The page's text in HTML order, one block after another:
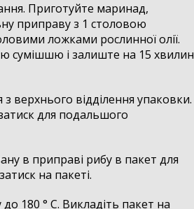
Приготуйте маринад,
приправу з 1 столовою
ложками рослинної олії.
сумішшю і залиште на 15 хвилин
верхнього відділення упаковки.
для подальшого
в приправі рибу в пакет для
на пакеті.
180 ° С. Викладіть пакет на